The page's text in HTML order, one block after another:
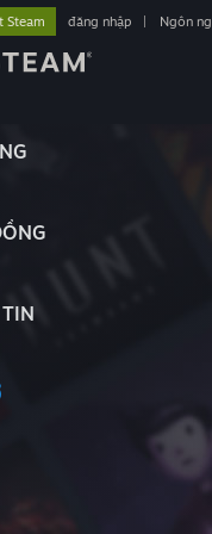
Steam đăng nhập Ngôn